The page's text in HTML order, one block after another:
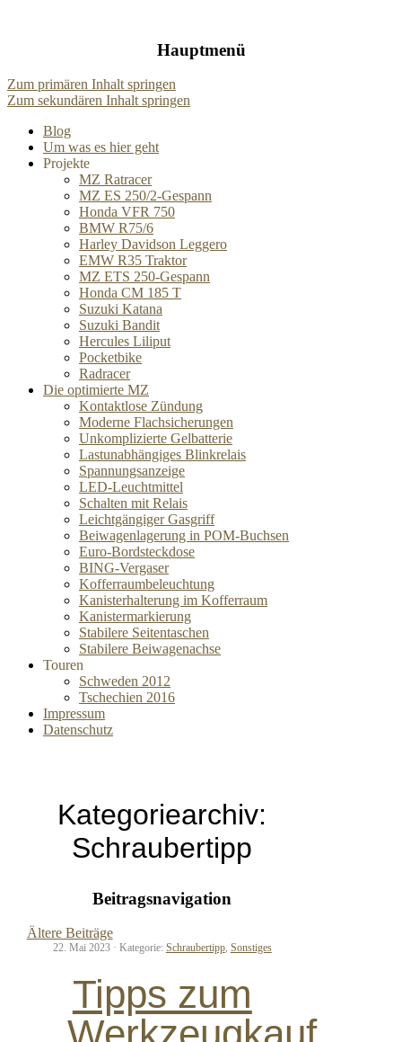
Hauptmenü
Zum primären Inhalt springen
Zum sekundären Inhalt springen
Blog
Um was es hier geht
Projekte
MZ Ratracer
MZ ES 250/2-Gespann
Honda VFR 750
BMW R75/6
Harley Davidson Leggero
EMW R35 Traktor
MZ ETS 250-Gespann
Honda CM 185 T
Suzuki Katana
Suzuki Bandit
Hercules Liliput
Pocketbike
Radracer
Die optimierte MZ
Kontaktlose Zündung
Moderne Flachsicherungen
Unkomplizierte Gelbatterie
Lastunabhängiges Blinkrelais
Spannungsanzeige
LED-Leuchtmittel
Schalten mit Relais
Leichtgängiger Gasgriff
Beiwagenlagerung in POM-Buchsen
Euro-Bordsteckdose
BING-Vergaser
Kofferraumbeleuchtung
Kanisterhalterung im Kofferraum
Kanistermarkierung
Stabilere Seitentaschen
Stabilere Beiwagenachse
Touren
Schweden 2012
Tschechien 2016
Impressum
Datenschutz
Kategoriearchiv:
Schraubertipp
Beitragsnavigation
Ältere Beiträge
22. Mai 2023 · Kategorie: Schraubertipp, Sonstiges
Tipps zum